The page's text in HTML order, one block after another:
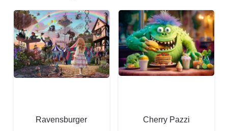
Ravensburger
Cherry Pazzi